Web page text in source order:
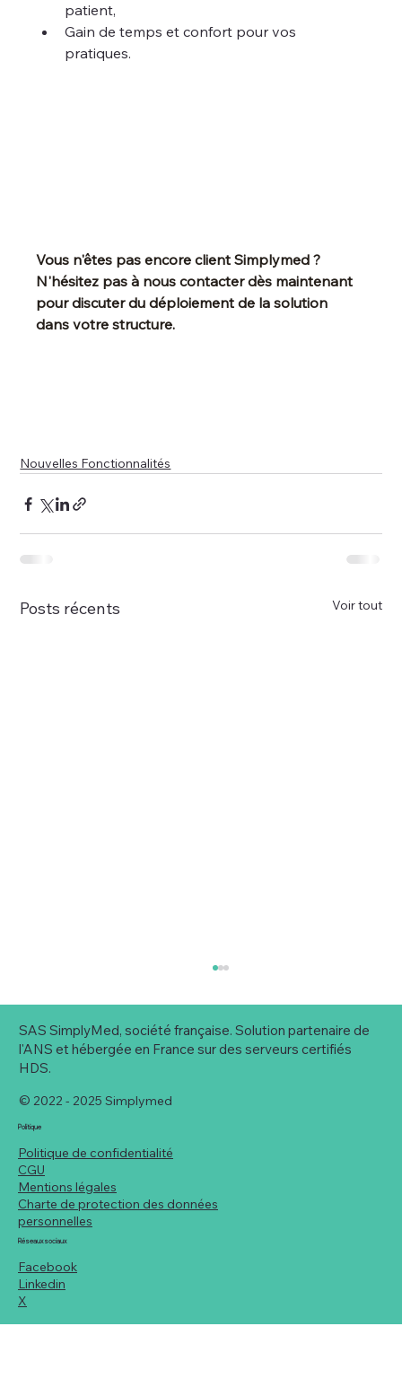
patient,
Gain de temps et confort pour vos
pratiques.
Vous n'êtes pas encore client Simplymed ?
N'hésitez pas à nous contacter dès maintenant
pour discuter du déploiement de la solution
dans votre structure.
Nouvelles Fonctionnalités
Posts récents Voir tout
Profil utilisateur professionnel : une
meilleure identification des rôles et
spécialités
SAS SimplyMed, société française. Solution partenaire de
l'ANS et hébergée en France sur des serveurs certifiés
HDS.
© 2022 - 2025 Simplymed
Politique
Politique de confidentialité
CGU
Mentions légales
Charte de protection des données
personnelles
Réseaux sociaux
Facebook
Linkedin
X